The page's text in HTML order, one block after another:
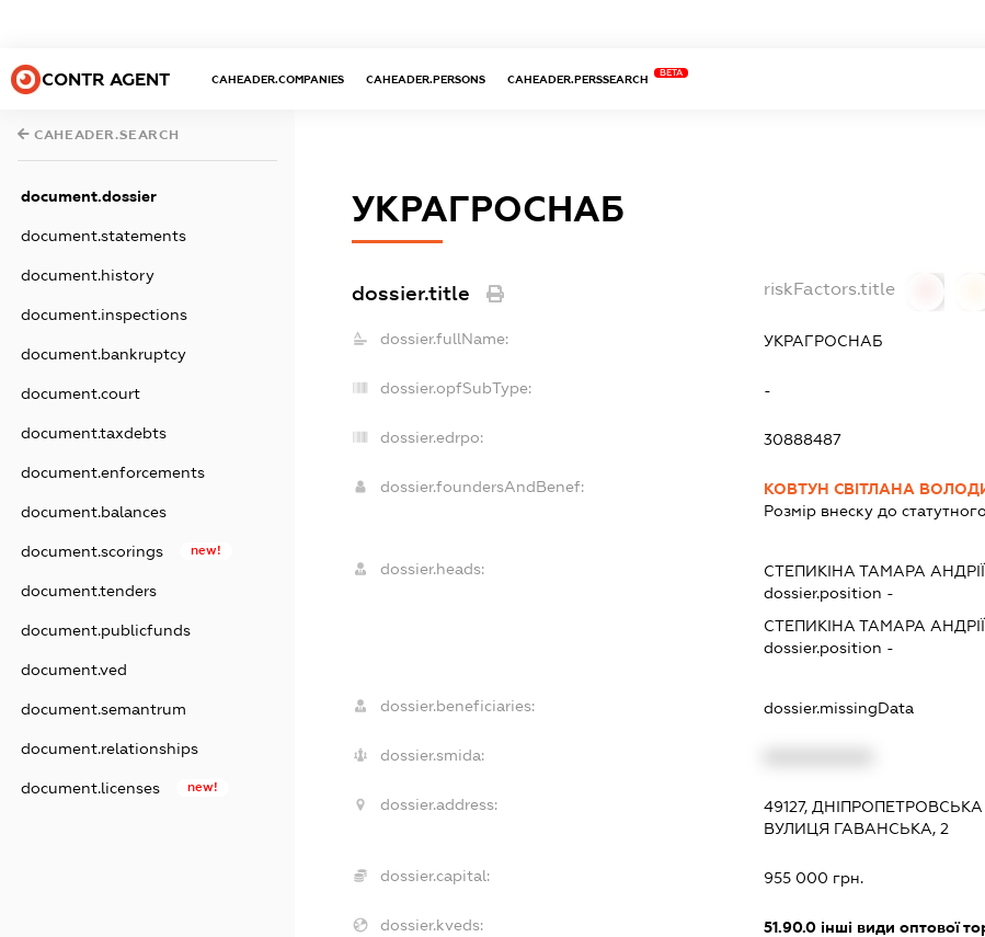
CONTR AGENT CAHEADER.COMPANIES CAHEADER.PERSONS CAHEADER.PERSSEARCH
BETA
CAHEADER.SEARCH
document.dossier
document.statements
document.history
document.inspections
document.bankruptcy
document.court
document.taxdebts
document.enforcements
document.balances
document.scorings new!
document.tenders
document.publicfunds
document.ved
document.semantrum
document.relationships
document.licenses new!
УКРАГРОСНАБ
dossier.title riskFactors.title
dossier.fullName: УКРАГРОСНАБ
dossier.opfSubType: -
dossier.edrpo: 30888487
dossier.foundersAndBenef:
КОВТУН СВІТЛАНА
Розмір внеску до
dossier.heads: СТЕПИКІНА ТАМАРА
dossier.position -
СТЕПИКІНА ТАМАРА
dossier.position -
dossier.beneficiaries: dossier.missingData
dossier.smida:
dossier.address:
49127,
ВУЛИЦЯ ГАВАНСЬКА, 2
dossier.capital: 955 000 грн.
dossier.kveds: 51.90.0 інші види оптової